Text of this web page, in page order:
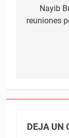
entradas
Nayib
reuniones
DEJA UN